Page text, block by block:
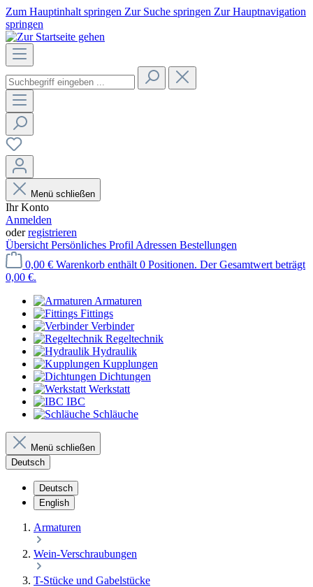
Zum Hauptinhalt springen Zur Suche springen Zur Hauptnavigation
springen
Menü schließen
Ihr Konto
Anmelden
oderregistrieren
Übersicht Persönliches Profil Adressen Bestellungen
0,00 € Warenkorb enthält 0 Positionen. Der Gesamtwert beträgt
0,00 €.
Armaturen
Fittings
Verbinder
Regeltechnik
Hydraulik
Kupplungen
Dichtungen
Werkstatt
IBC
Schläuche
Menü schließen
Deutsch
Deutsch
English
Armaturen
Wein-Verschraubungen
T-Stücke und Gabelstücke